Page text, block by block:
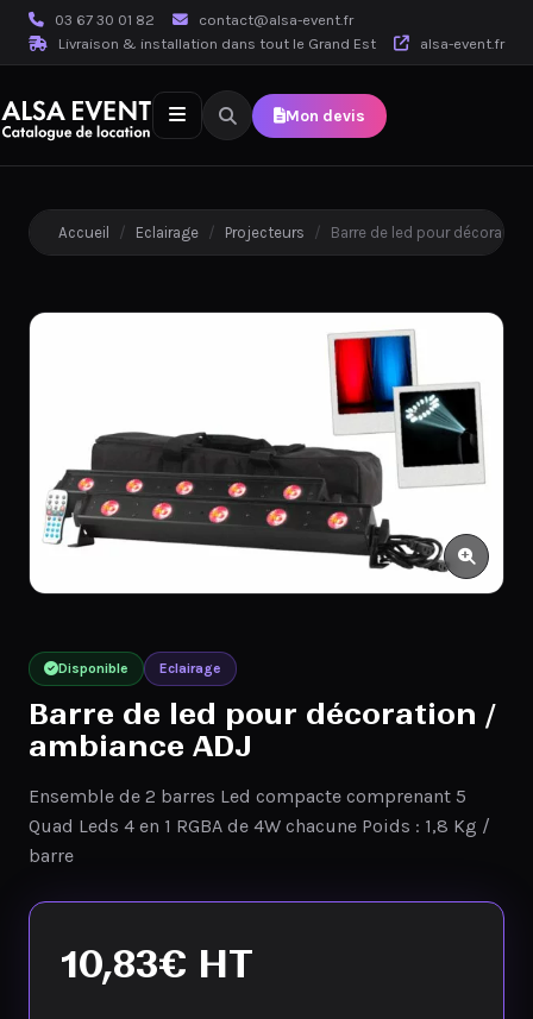
03 67 30 01 82
contact@alsa-event.fr
Livraison & installation dans tout le Grand Est
alsa-event.fr
Mon devis
Accueil / Eclairage / Projecteurs / Barre de led pour
Disponible Eclairage
Barre de led pour décoration /
ambiance ADJ
Ensemble de 2 barres Led compacte comprenant 5
Quad Leds 4 en 1 RGBA de 4W chacune Poids : 1,8 Kg /
barre
10,83€ HT